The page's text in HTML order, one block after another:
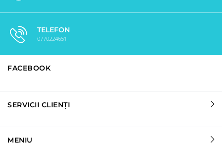
TELEFON
0770224651
FACEBOOK
SERVICII CLIENȚI
MENIU